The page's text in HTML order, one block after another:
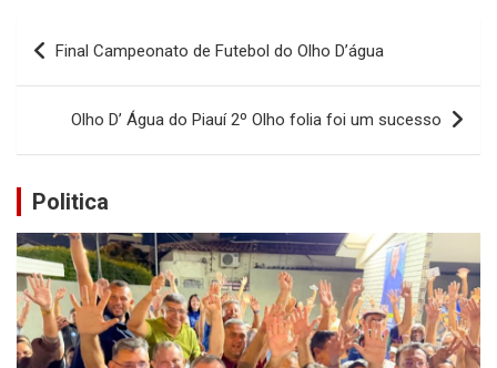
Navegação
de
Final Campeonato de Futebol do Olho D’água
Olho D’ Água do Piauí 2º Olho folia foi um sucesso
Politica